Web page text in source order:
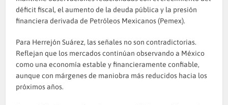
déficit fiscal, el aumento de la deuda pública y la presión
financiera derivada de Petróleos Mexicanos (Pemex).
Para Herrejón Suárez, las señales no son contradictorias.
Reflejan que los mercados continúan observando a México
como una economía estable y financieramente confiable,
aunque con márgenes de maniobra más reducidos hacia los
próximos años.